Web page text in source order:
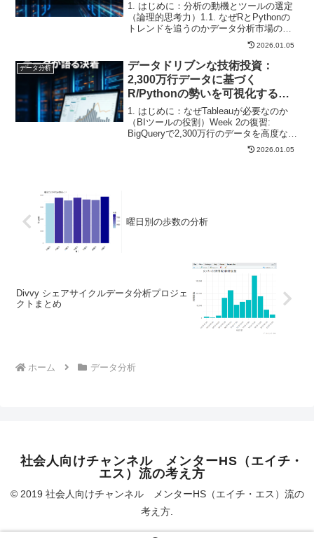
1. はじめに：分析の動機とツールの選定
（論理的思考力）1.1. なぜRとPythonの
トレンドを追うのかデータ分析市場の二
大巨頭であるRとPythonの勢いを定量的
に把握し、将来的な技術投資の意思決定
（例：どちらの言語を学ぶか、採用する
か...
2026.01.05
データ分析
データドリブンな技術投資：
2,300万行データに基づく
R/Pythonの勢いを可視化する
Tableauダッシュボード
1. はじめに：なぜTableauが必要なのか
（BIツールの役割）Week 2の復習:
BigQueryで2,300万行のデータを高度な
SQLで集計し、年別の質問数を抽出し
た。課題と解決: 集計された数字は正確だ
2026.01.05
曜日別の歩数の分析
Divvy シェアサイクルデータ分析プロジェ
クトまとめ
ホーム データ分析
社会人向けチャンネル メンターHS（エイチ・
エス）流の考え方
© 2019 社会人向けチャンネル メンターHS（エイチ・エス）流の
考え方.